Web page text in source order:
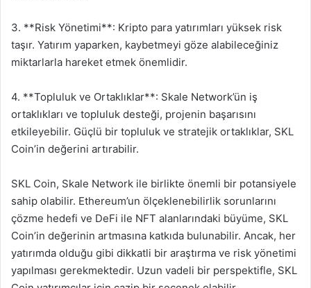
3. **Risk Yönetimi**: Kripto para yatırımları yüksek risk
taşır. Yatırım yaparken, kaybetmeyi göze alabileceğiniz
miktarlarla hareket etmek önemlidir.
4. **Topluluk ve Ortaklıklar**: Skale Network’ün iş
ortaklıkları ve topluluk desteği, projenin başarısını
etkileyebilir. Güçlü bir topluluk ve stratejik ortaklıklar, SKL
Coin’in değerini artırabilir.
SKL Coin, Skale Network ile birlikte önemli bir potansiyele
sahip olabilir. Ethereum’un ölçeklenebilirlik sorunlarını
çözme hedefi ve DeFi ile NFT alanlarındaki büyüme, SKL
Coin’in değerinin artmasına katkıda bulunabilir. Ancak, her
yatırımda olduğu gibi dikkatli bir araştırma ve risk yönetimi
yapılması gerekmektedir. Uzun vadeli bir perspektifle, SKL